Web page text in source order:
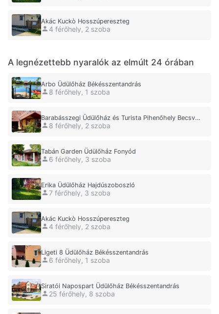
Akác Kuckò Hosszúpereszteg
4 férőhely, 2 szoba
A legnézettebb nyaralók az elmúlt 24 órában
Arbo Üdülőház Békésszentandrás
8 férőhely, 1 szoba
Barabásszegi Üdülőház és Turista Pihenőhely Becsvölgye
8 férőhely, 2 szoba
Tabán Garden Üdülőház Fonyód
6 férőhely, 3 szoba
Erika Üdülőház Hajdúszoboszló
7 férőhely, 3 szoba
Akác Kuckò Hosszúpereszteg
4 férőhely, 2 szoba
Ligeti 8 Üdülőház Békésszentandrás
6 férőhely, 1 szoba
Siratói Napospart Üdülőház Békésszentandrás
25 férőhely, 8 szoba